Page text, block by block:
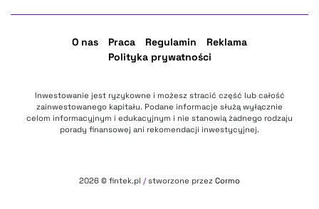
O nas Praca Regulamin
Reklama
Polityka prywatności
Inwestowanie jest ryzykowne i możesz stracić część lub całość
zainwestowanego kapitału. Podane informacje służą wyłącznie
celom informacyjnym i edukacyjnym i nie stanowią żadnego rodzaju
porady finansowej ani rekomendacji inwestycyjnej.
2026 © fintek.pl / stworzone przez Cormo